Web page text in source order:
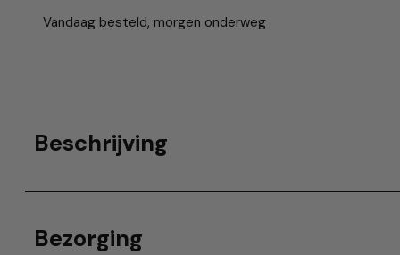
Vandaag besteld, morgen onderweg
Beschrijving
Bezorging